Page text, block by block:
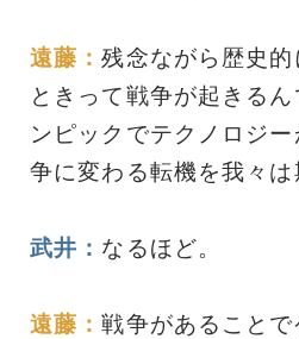
遠藤：残念ながら歴史
ときって戦争が起きる
ンピックでテクノロジ
争に変わる転機を我々は
武井： なるほど。
遠藤：戦争があること